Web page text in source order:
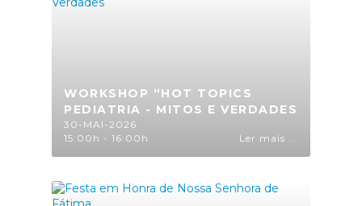
WORKSHOP “HOT TOPICS
PEDIATRIA - MITOS E VERDADES
30-MAI-2026
15:00h - 16:00h
Ler mais ...